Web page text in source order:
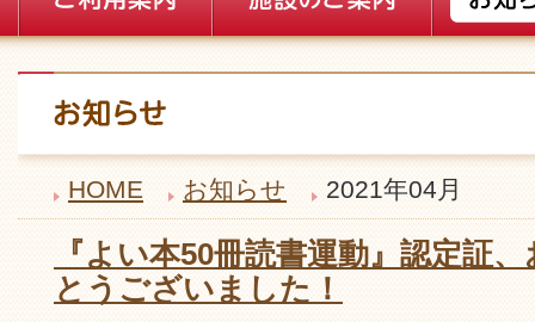
HOME お知らせ 2021年04月
『よい本50冊読書運動』認定証
とうございました！